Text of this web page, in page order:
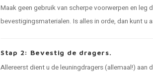
Maak geen gebruik van scherpe voorwerpen en
bevestigingsmaterialen. Is alles in orde, dan kunt u
Stap 2: Bevestig de dragers.
Allereerst dient u de leuningdragers (allemaal!)